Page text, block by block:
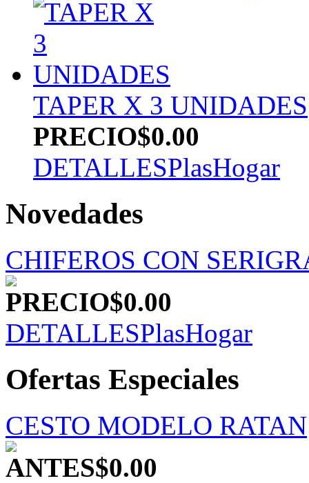
TAPER X 3 UNIDADES
PRECIO$0.00
DETALLESPlasHogar
Novedades
CHIFEROS CON
PRECIO$0.00
DETALLESPlasHogar
Ofertas Especiales
CESTO MODELO RATAN
ANTES$0.00